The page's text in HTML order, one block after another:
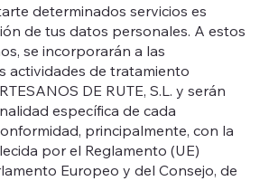
determinados servicios es
de tus datos personales. A estos
se incorporarán a las
actividades de tratamiento
DE RUTE, S.L. y serán
específica de cada
principalmente, con la
por el Reglamento (UE)
Europeo y del Consejo, de